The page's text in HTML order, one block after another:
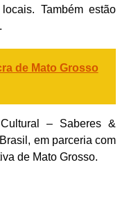
Também estão
de Mato Grosso
– Saberes &
em parceria com
de Mato Grosso.